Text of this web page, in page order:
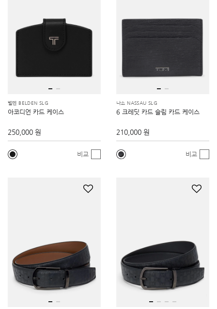
벨덴 BELDEN SLG
아코디언 카드 케이스
250,000 원
비교
나소 NASSAU SLG
6 크레딧 카드 슬림 카드 케이스
210,000 원
비교